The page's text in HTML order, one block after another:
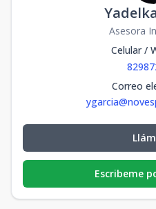
Asesora
Celular /
Correo
Escribeme